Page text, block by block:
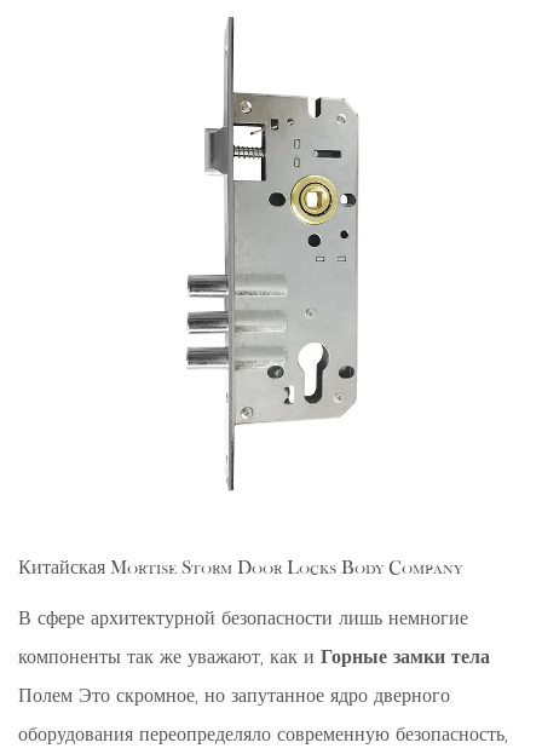
Китайская Mortise Storm Door Locks Body Company
В сфере архитектурной безопасности лишь немногие
компоненты так же уважают, как и Горные замки тела
Полем Это скромное, но запутанное ядро ​​дверного
оборудования переопределяло современную безопасность,